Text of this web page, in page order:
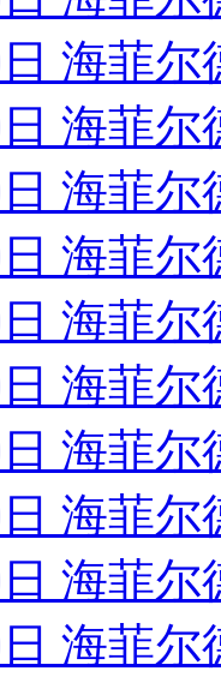
海菲
海菲
海菲
海菲
海菲
海菲
海菲
海菲
海菲
海菲